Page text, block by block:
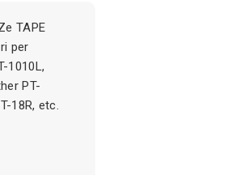
TAPE
per
1010L,
PT-
18R, etc.